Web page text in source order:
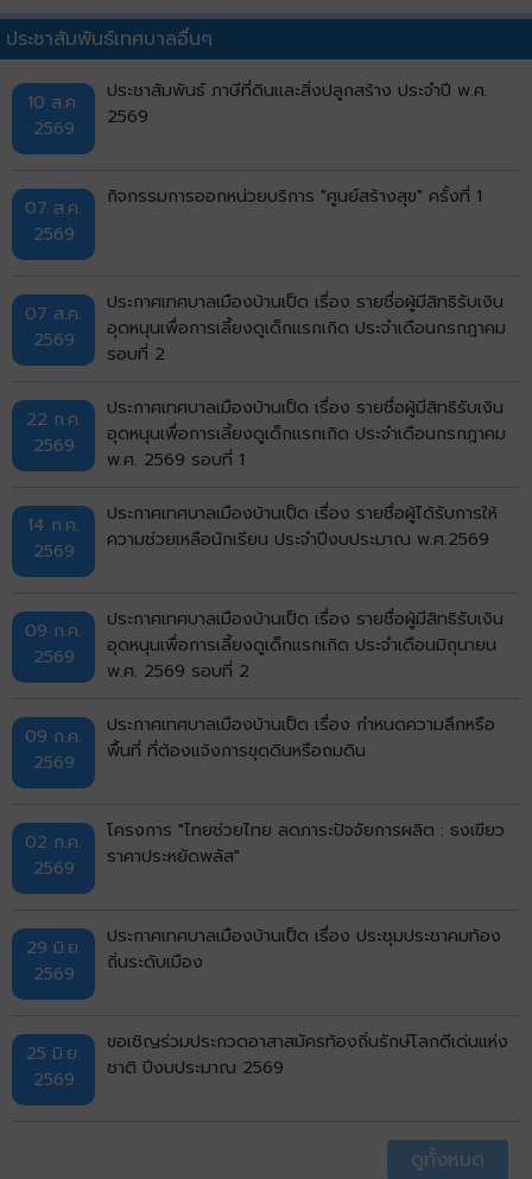
ประชาสัมพันธ์เทศบาลอื่นๆ
10 ส.ค.
2569
ประชาสัมพันธ์ ภาษีที่ดินและสิ่งปลูกสร้าง ประจำปี พ.ศ.
2569
07 ส.ค.
2569
กิจกรรมการออกหน่วยบริการ "ศูนย์สร้างสุข" ครั้งที่ 1
07 ส.ค.
2569
ประกาศเทศบาลเมืองบ้านเป็ด เรื่อง รายชื่อผู้มีสิทธิรับเงิน
อุดหนุนเพื่อการเลี้ยงดูเด็กแรกเกิด ประจำเดือนกรกฎาคม
รอบที่ 2
22 ก.ค.
2569
ประกาศเทศบาลเมืองบ้านเป็ด เรื่อง รายชื่อผู้มีสิทธิรับเงิน
อุดหนุนเพื่อการเลี้ยงดูเด็กแรกเกิด ประจำเดือนกรกฎาคม
พ.ศ. 2569 รอบที่ 1
14 ก.ค.
2569
ประกาศเทศบาลเมืองบ้านเป็ด เรื่อง รายชื่อผู้ได้รับการให้
ความช่วยเหลือนักเรียน ประจำปีงบประมาณ พ.ศ.2569
09 ก.ค.
2569
ประกาศเทศบาลเมืองบ้านเป็ด เรื่อง รายชื่อผู้มีสิทธิรับเงิน
อุดหนุนเพื่อการเลี้ยงดูเด็กแรกเกิด ประจำเดือนมิถุนายน
พ.ศ. 2569 รอบที่ 2
09 ก.ค.
2569
ประกาศเทศบาลเมืองบ้านเป็ด เรื่อง กำหนดความลึกหรือ
พื้นที่ ที่ต้องแจ้งการขุดดินหรือถมดิน
02 ก.ค.
2569
โครงการ "ไทยช่วยไทย ลดภาระปัจจัยการผลิต : ธงเขียว
ราคาประหยัดพลัส"
29 มิ.ย.
2569
ประกาศเทศบาลเมืองบ้านเป็ด เรื่อง ประชุมประชาคมท้อง
ถิ่นระดับเมือง
25 มิ.ย.
2569
ขอเชิญร่วมประกวดอาสาสมัครท้องถิ่นรักษ์โลกดีเด่นแห่ง
ชาติ ปีงบประมาณ 2569
ดูทั้งหมด